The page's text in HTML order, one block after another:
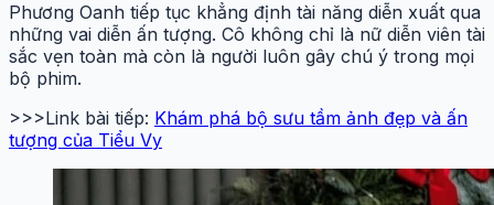
Phương Oanh tiếp tục khẳng định tài năng diễn xuất qua
những vai diễn ấn tượng. Cô không chỉ là nữ diễn viên tài
sắc vẹn toàn mà còn là người luôn gây chú ý trong mọi
bộ phim.
>>>Link bài tiếp: Khám phá bộ sưu tầm ảnh đẹp và ấn
tượng của Tiểu Vy